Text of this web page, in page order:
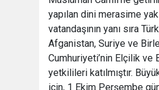
yapılan dini merasime
vatandaşının yanı sıra
Afganistan, Suriye ve
Cumhuriyeti’nin Elçilik ve
yetkilileri katılmıştır.
için, 1 Ekim Perşembe